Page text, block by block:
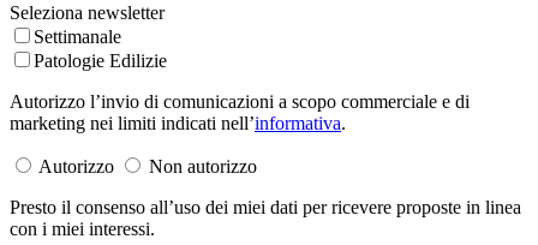
Seleziona newsletter
Settimanale
Patologie Edilizie
Autorizzo l’invio di comunicazioni a scopo commerciale e di
marketing nei limiti indicati nell’informativa.
Autorizzo
Non autorizzo
Presto il consenso all’uso dei miei dati per ricevere proposte in linea
con i miei interessi.